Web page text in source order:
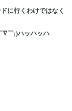
に行くわけではなく
∇￣;)ハッハッハ